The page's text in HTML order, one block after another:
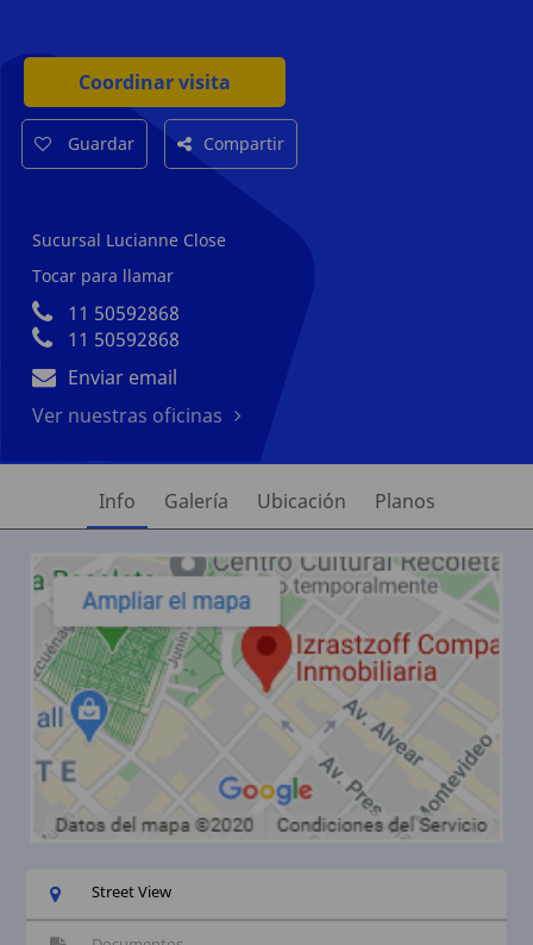
Coordinar visita
Guardar Compartir
Sucursal Lucianne Close
Tocar para llamar
11 50592868
11 50592868
Enviar email
Ver nuestras oficinas
Info Galería Ubicación Planos
Street View